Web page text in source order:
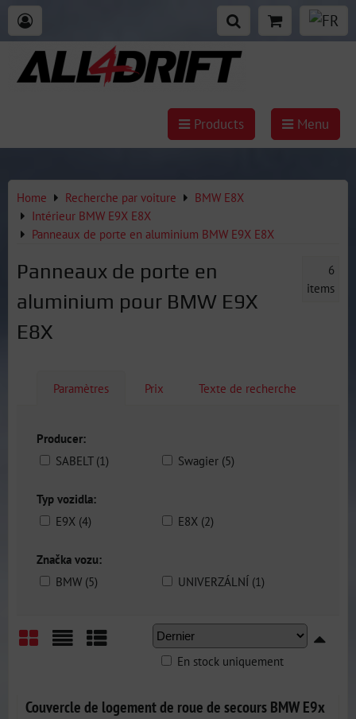
Products Menu
Home Recherche par voiture
BMW E8X
Intérieur BMW E9X E8X
Panneaux de porte en aluminium BMW E9X E8X
Panneaux de porte en
aluminium pour BMW E9X
E8X
6
items
Paramètres Prix Texte de recherche
Producer:
SABELT (1)
Swagier (5)
Typ vozidla:
E9X (4)
E8X (2)
Značka vozu:
BMW (5)
UNIVERZÁLNÍ (1)
En stock uniquement
Couvercle de logement de roue de secours BMW E9x